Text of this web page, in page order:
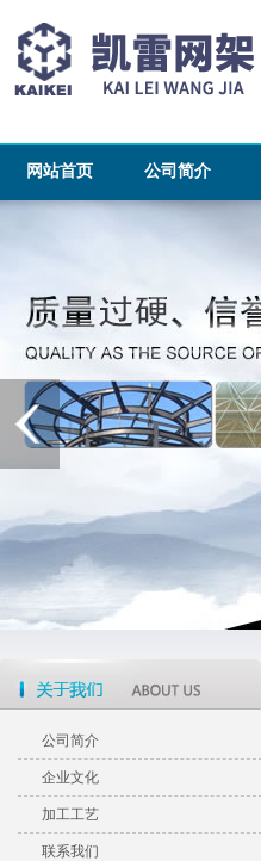
网站首页 公司简介
公司简介
企业文化
加工工艺
联系我们